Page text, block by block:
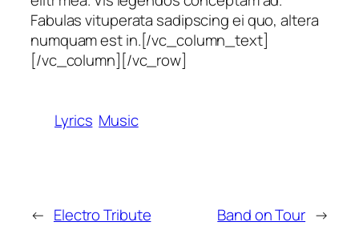
Fabulas vituperata sadipscing ei quo, altera
numquam est in.[/vc_column_text]
[/vc_column][/vc_row]
Lyrics Music
← Electro Tribute Band on Tour →